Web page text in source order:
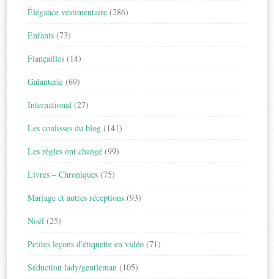
Élégance vestimentaire (286)
Enfants (73)
Fiançailles (14)
Galanterie (69)
International (27)
Les coulisses du blog (141)
Les règles ont changé (99)
Livres – Chroniques (75)
Mariage et autres réceptions (93)
Noël (25)
Petites leçons d'étiquette en vidéo (71)
Séduction lady/gentleman (105)